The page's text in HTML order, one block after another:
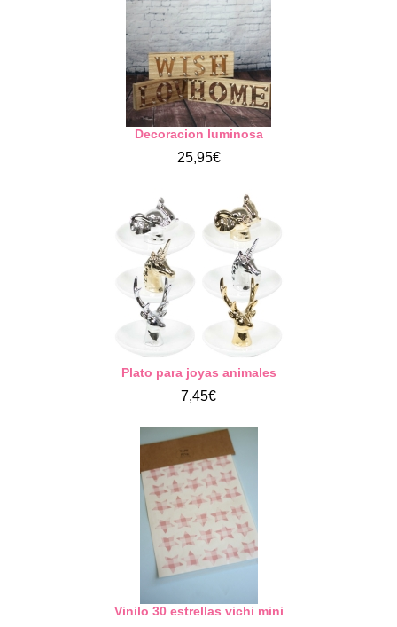
Decoracion luminosa
25,95€
Plato para joyas animales
7,45€
Vinilo 30 estrellas vichi mini